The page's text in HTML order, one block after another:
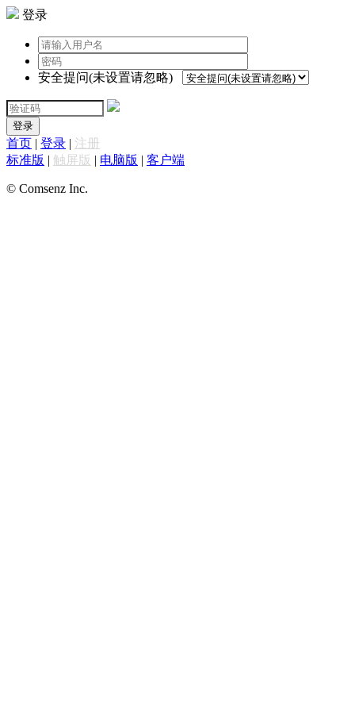
登录
安全提问(未设置请忽略)
登录
首页 | 登录 | 注册
标准版 | 触屏版 | 电脑版 | 客户端
© Comsenz Inc.